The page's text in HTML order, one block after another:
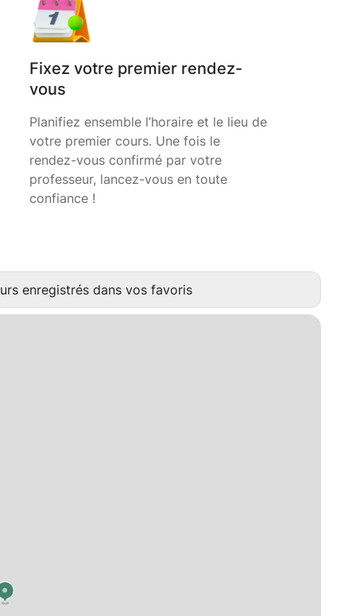
Fixez votre premier rendez-
vous
Planifiez ensemble l’horaire et le lieu de
votre premier cours. Une fois le
rendez-vous confirmé par votre
professeur, lancez-vous en toute
confiance !
enregistrés dans vos favoris